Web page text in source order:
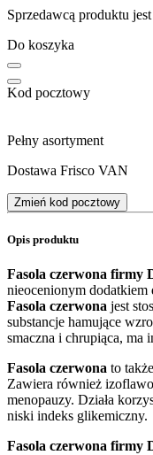
Sprzedawcą produktu
Do koszyka
Kod pocztowy
Pełny asortyment
Dostawa Frisco VAN
Zmień kod pocztowy
Opis produktu
Fasola czerwona firmy
nieocenionym dodatkiem
Fasola czerwona jest
substancje hamujące
smaczna i chrupiąca, ma
Fasola czerwona to
Zawiera również
menopauzy. Działa
niski indeks glikemiczny.
Fasola czerwona firmy